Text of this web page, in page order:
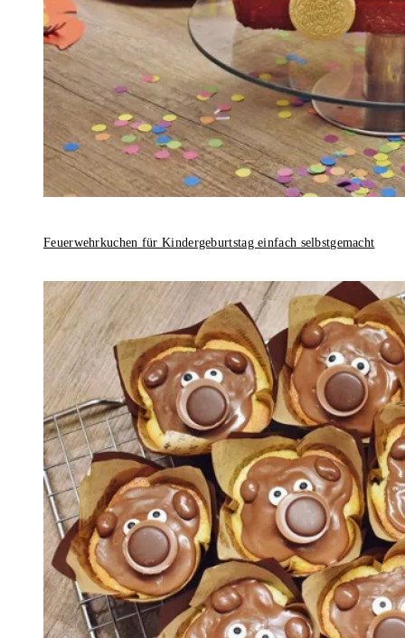
Feuerwehrkuchen für Kindergeburtstag einfach selbstgemacht